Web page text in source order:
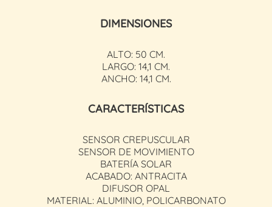
DIMENSIONES
ALTO: 50 CM.
LARGO: 14,1 CM.
ANCHO: 14,1 CM.
CARACTERÍSTICAS
SENSOR CREPUSCULAR
SENSOR DE MOVIMIENTO
BATERÍA SOLAR
ACABADO: ANTRACITA
DIFUSOR OPAL
MATERIAL: ALUMINIO, POLICARBONATO